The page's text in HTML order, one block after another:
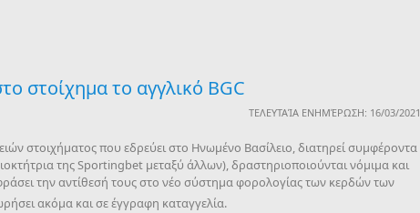
στοίχημα το αγγλικό BGC
ΤΕΛΕΥΤΑΊΑ ΕΝΗΜΈΡΩΣΗ: 16/03/2021
στοιχήματος που εδρεύει στο Ηνωμένο Βασίλειο, διατηρεί συμφέροντα
της Sportingbet μεταξύ άλλων), δραστηριοποιούνται νόμιμα και
την αντίθεσή τους στο νέο σύστημα φορολογίας των κερδών των
ακόμα και σε έγγραφη καταγγελία.